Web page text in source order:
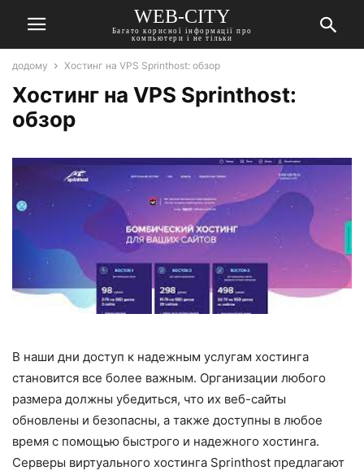
WEB-CITY
Багато корисної інформації про
компьютери і не тільки
додому Хостинг на VPS Sprinthost: обзор
Хостинг на VPS Sprinthost:
обзор
В наши дни доступ к надежным услугам хостинга
становится все более важным. Организации любого
размера должны убедиться, что их веб-сайты
обновлены и безопасны, а также доступны в любое
время с помощью быстрого и надежного хостинга.
Серверы виртуального хостинга Sprinthost предлагают